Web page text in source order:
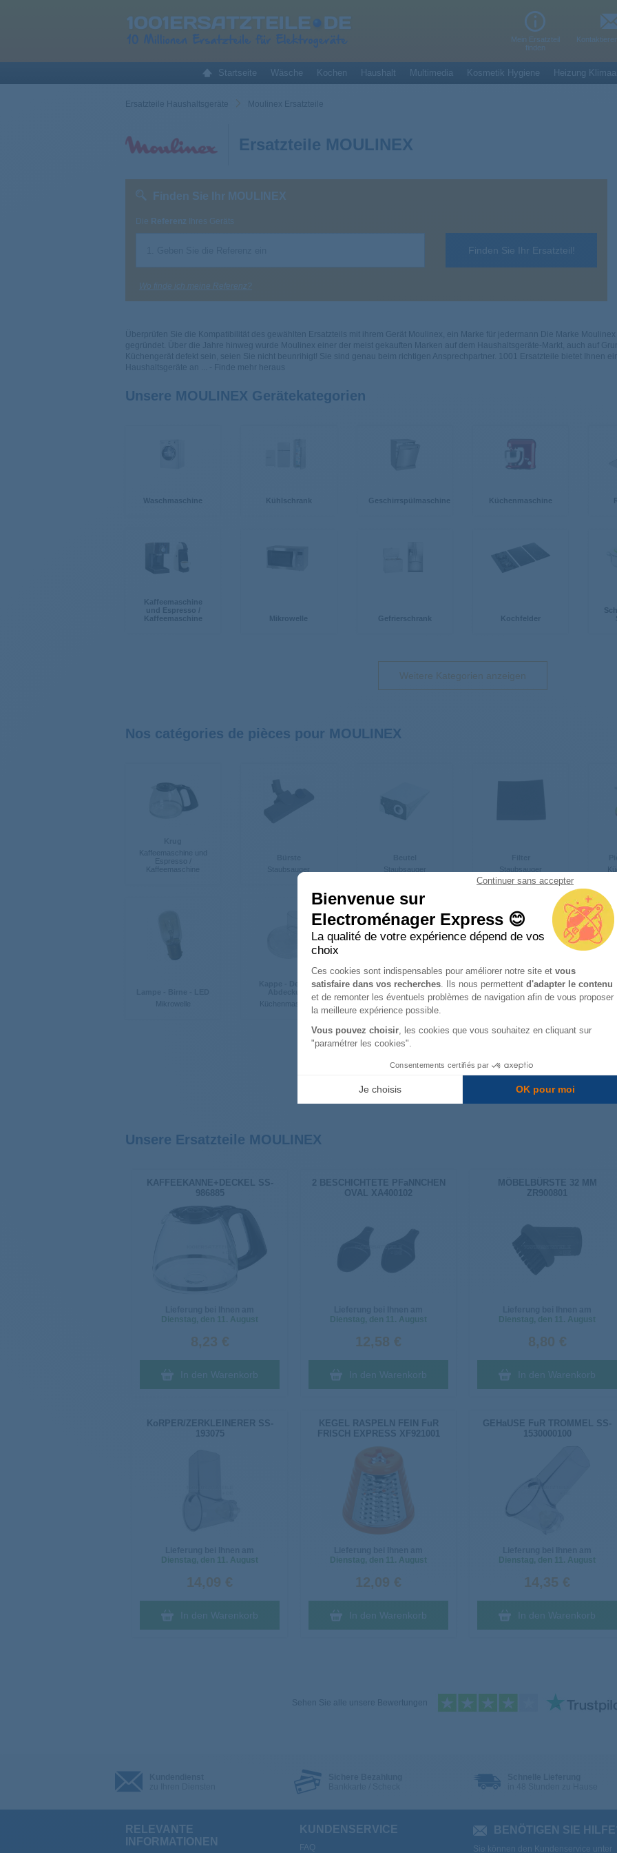
Continuer sans accepter
Bienvenue sur
Electroménager Express 😊
La qualité de votre expérience dépend de vos
choix
Plateforme de Gestion du
Ces cookies sont indispensables pour améliorer notre site et vous
satisfaire dans vos recherches . Ils nous permettent d'adapter le contenu
et de remonter les éventuels problèmes de navigation afin de vous proposer
la meilleure expérience possible.
Vous pouvez choisir , les cookies que vous souhaitez en cliquant sur
"paramétrer les cookies".
Consentements certifiés par
Je choisis OK pour moi
Axeptio consent
Mein Ersatzteil
finden
Startseite Wäsche Kochen Haushalt Multimedia Kosmetik Hygiene Heizung
Ersatzteile Haushaltsgeräte Moulinex Ersatzteile
Ersatzteile MOULINEX
Finden Sie Ihr MOULINEX
Die Referenz Ihres Geräts
Finden Sie Ihr Ersatzteil!
Wo finde ich meine Referenz?
Überprüfen Sie die Kompatibilität des gewählten Ersatzteils mit ihrem Gerät Moulinex, ein Marke für jedermann
Die Marke
gegründet. Über die Jahre hinweg wurde Moulinex einer der meist gekauften Marken auf dem Haushaltsgeräte-Markt, auch auf
Küchengerät defekt sein, seien Sie nicht beunrihigt! Sie sind genau beim richtigen Ansprechpartner. 1001 Ersatzteile bietet Ihnen
Haushaltsgeräte an
... - Finde mehr heraus
Unsere MOULINEX Gerätekategorien
Waschmaschine Kühlschrank Geschirrspülmaschine Küchenmaschine
Kaffeemaschine
und Espresso /
Kaffeemaschine
Mikrowelle Gefrierschrank Kochfelder
Weitere Kategorien anzeigen
Nos catégories de pièces pour MOULINEX
Kaffeemaschine und
Espresso /
Kaffeemaschine
Staubsauger
Staubsauger
Staubsauger
Mikrowelle
Kappe - Deckel -
Küchenmaschine
Messer -
Wiegemesser -
Reibe
Küchenmaschine
Weitere Kategorien anzeigen
Unsere Ersatzteile MOULINEX
KAFFEEKANNE+DECKEL SS-
986885
Dienstag, den 11. August
8,23 €
In den Warenkorb
2 BESCHICHTETE PFaNNCHEN
OVAL XA400102
Dienstag, den 11. August
12,58 €
In den Warenkorb
MÖBELBÜRSTE 32 MM
ZR900801
Dienstag, den 11. August
8,80 €
In den Warenkorb
KoRPER/ZERKLEINERER SS-
193075
Dienstag, den 11. August
14,09 €
In den Warenkorb
KEGEL RASPELN FEIN FuR
FRISCH EXPRESS XF921001
Dienstag, den 11. August
12,09 €
In den Warenkorb
GEHaUSE FuR TROMMEL SS-
1530000100
Dienstag, den 11. August
14,35 €
In den Warenkorb
Sehen Sie alle unsere Bewertungen
RELEVANTE
INFORMATIONEN
KUNDENSERVICE
FAQ
BENÖTIGEN SIE
Sie können den Kundenservice unter